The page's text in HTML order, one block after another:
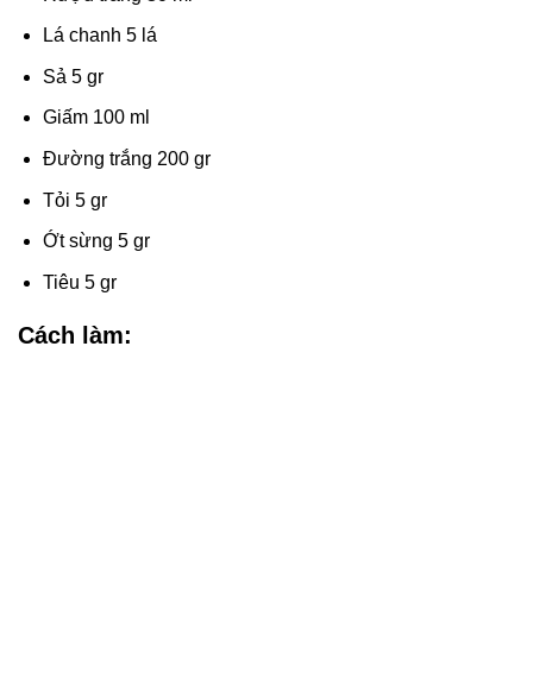
Lá chanh 5 lá
Sả 5 gr
Giấm 100 ml
Đường trắng 200 gr
Tỏi 5 gr
Ớt sừng 5 gr
Tiêu 5 gr
Cách làm: